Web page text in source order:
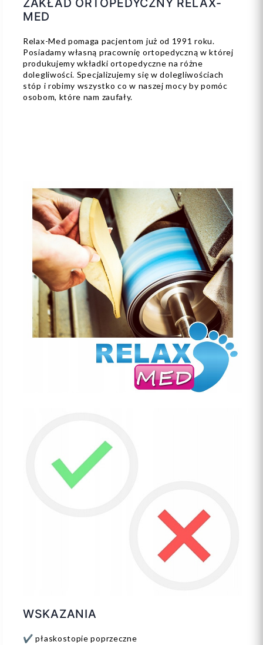
MED
Relax-Med pomaga pacjentom już od 1991 roku.
Posiadamy własną pracownię ortopedyczną w której
produkujemy wkładki ortopedyczne na różne
dolegliwości. Specjalizujemy się w dolegliwościach
stóp i robimy wszystko co w naszej mocy by pomóc
osobom, które nam zaufały.
WSKAZANIA
✔️ płaskostopie poprzeczne